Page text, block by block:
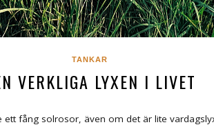
TANKAR
VERKLIGA LYXEN I LIVET
ett fång solrosor, även om det är lite